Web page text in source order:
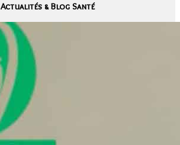
Actualités & Blog Santé